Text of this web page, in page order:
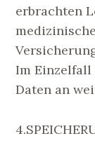
erbrachten
Im
Daten an